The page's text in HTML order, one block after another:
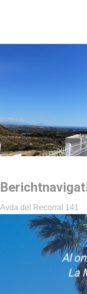
Avda del Recorral 141
Al
La